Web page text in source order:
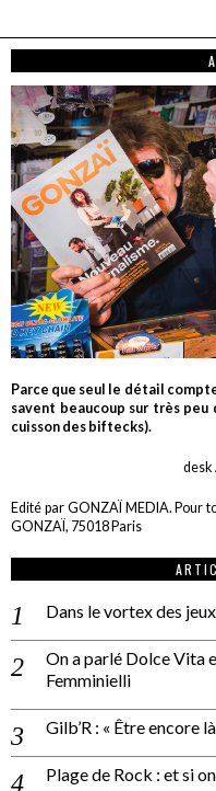
Parce que seul le détail
savent beaucoup sur très
cuisson des biftecks).
desk
Edité par GONZAÏ MEDIA. Pour
GONZAÏ, 75018 Paris
Dans le vortex des
On a parlé Dolce Vita
Femminielli
Gilb’R : « Être encore
Plage de Rock : et si